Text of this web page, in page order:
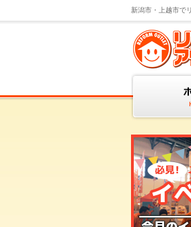
新潟市・上越市で